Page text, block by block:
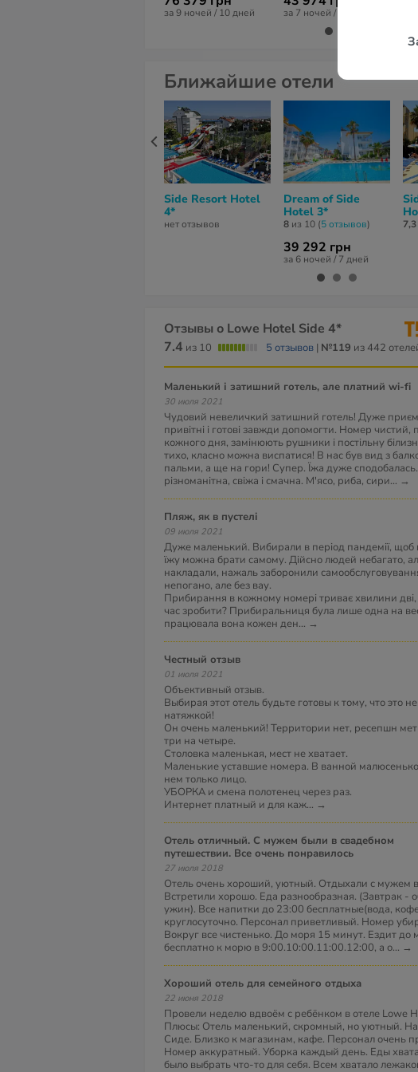
за 9 ночей / 10 дней за 7 ночей / 8 дней
Ближайшие отели
Side Resort Hotel
4*
нет отзывов
Dream of Side
Hotel 3*
8 из 10 (5 отзывов)
39 292 грн
за 6 ночей / 7 дней
7,3
Отзывы о Lowe Hotel Side 4*
7.4 из 10 5 отзывов | №119 из 442
Маленький і затишний готель, але платний wi-fi
30 июля 2021
Чудовий невеличкий затишний готель! Дуже
привітні і готові завжди допомогти. Номер
кожного дня, замінюють рушники і постільну
тихо, класно можна виспатися! В нас був вид з
пальми, а ще на гори! Супер. Їжа дуже
різноманітна, свіжа і смачна. М'ясо, риба, сири... →
Пляж, як в пустелі
09 июля 2021
Дуже маленький. Вибирали в період пандемії,
їжу можна брати самому. Дійсно людей небагато,
накладали, нажаль заборонили
непогано, але без вау.
Прибирання в кожному номері триває хвилини
час зробити? Прибиральниця була лише одна на
працювала вона кожен ден... →
Честный отзыв
01 июля 2021
Объективный отзыв.
Выбирая этот отель будьте готовы к тому, что это
натяжкой!
Он очень маленький! Территории нет, ресепшн
три на четыре.
Столовка маленькая, мест не хватает.
Маленькие уставшие номера. В ванной
нем только лицо.
УБОРКА и смена полотенец через раз.
Интернет платный и для каж... →
Отель отличный. С мужем были в свадебном
путешествии. Все очень понравилось
27 июля 2018
Отель очень хороший, уютный. Отдыхали с мужем
Встретили хорошо. Еда разнообразная. (Завтрак -
ужин). Все напитки до 23:00 бесплатные(вода,
круглосуточно. Персонал приветливый. Номер
Вокруг все чистенько. До моря 15 минут. Ездит до
бесплатно к морю в 9:00.10:00.11:00.12:00, а о... →
Хороший отель для семейного отдыха
22 июня 2018
Провели неделю вдвоём с ребёнком в отеле Lowe
Плюсы: Отель маленький, скромный, но уютный.
Сиде. Близко к магазинам, кафе. Персонал очень
Номер аккуратный. Уборка каждый день. Еды
было выбрать что-то для себя. Всем хватало